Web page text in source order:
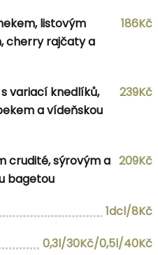
listovým
cherry rajčaty a
186Kč
variací knedlíků,
a vídeňskou
239Kč
crudité, sýrovým a
bagetou
209Kč
1dcl/8Kč
0,3l/30Kč/0,5l/40Kč